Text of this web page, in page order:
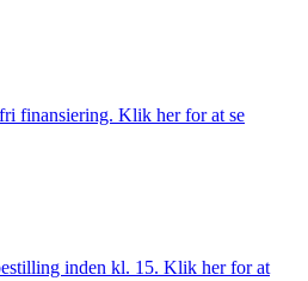
finansiering. Klik her for at se
inden kl. 15. Klik her for at